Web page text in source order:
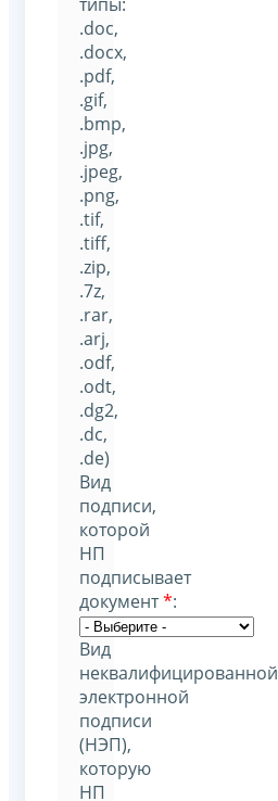
.doc,
.docx,
.pdf,
.gif,
.bmp,
.jpg,
.jpeg,
.png,
.tif,
.tiff,
.zip,
.7z,
.rar,
.arj,
.odf,
.odt,
.dg2,
.dc,
.de)
Вид
подписи,
которой
НП
подписывает
документ*:
Вид
неквалифицированной
электронной
подписи
(НЭП),
которую
НП